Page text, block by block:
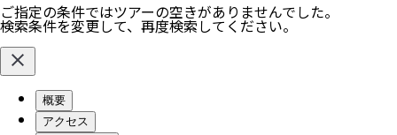
ご指定の条件ではツアーの空きがありませんでした。
検索条件を変更して、再度検索してください。
概要
アクセス